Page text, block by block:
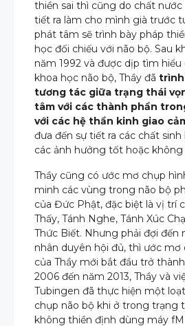
thiền sai thì cũng do chất nước
tiết ra làm cho mình già trước
phát tâm sẽ trình bày pháp
học đối chiếu với não bộ. Sau
năm 1992 và được dịp tìm hiểu
khoa học não bộ, Thầy đã trình
tương tác giữa trạng thái
tâm với các thành phần
với các hệ thần kinh giao
đưa đến sự tiết ra các chất
các ảnh hưởng tốt hoặc
Thầy cũng có ước mơ chụp
minh các vùng trong não bộ
của Đức Phật, đặc biệt là vị trí
Thấy, Tánh Nghe, Tánh Xúc
Thức Biết. Nhưng phải đợi đến
nhân duyên hội đủ, thì ước mơ
của Thầy mới bắt đầu trở
2006 đến năm 2013, Thầy và
Tubingen đã thực hiện một
chụp não bộ khi ở trong trạng
không thiền định dùng máy